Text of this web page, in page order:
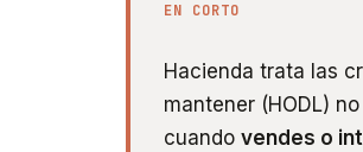
EN CORTO
Hacienda trata las
mantener (HODL)
cuando vendes o